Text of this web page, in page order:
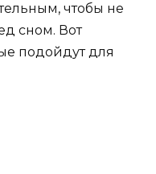
чтобы не
сном. Вот
подойдут для